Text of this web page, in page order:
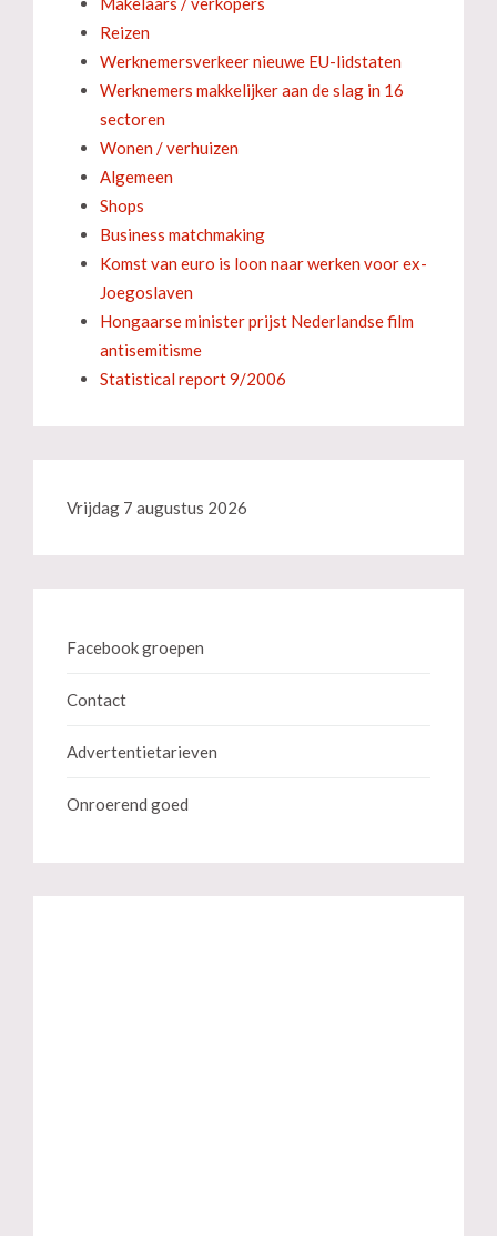
Reizen
Werknemersverkeer nieuwe EU-lidstaten
Werknemers makkelijker aan de slag in 16
sectoren
Wonen / verhuizen
Algemeen
Shops
Business matchmaking
Komst van euro is loon naar werken voor ex-
Joegoslaven
Hongaarse minister prijst Nederlandse film
antisemitisme
Statistical report 9/2006
Vrijdag 7 augustus 2026
Facebook groepen
Contact
Advertentietarieven
Onroerend goed